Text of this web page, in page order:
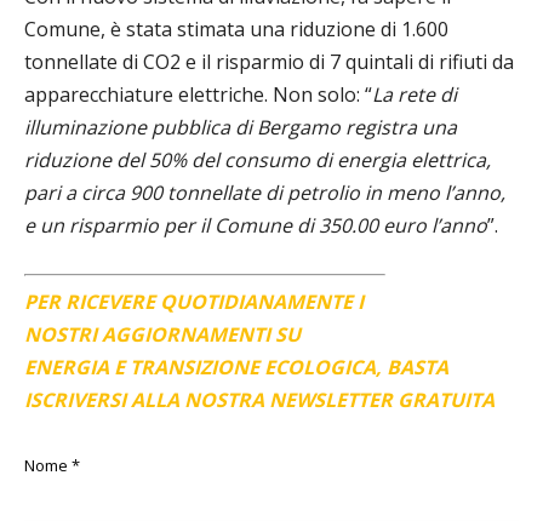
Comune, è stata stimata una riduzione di 1.600
tonnellate di ‪CO2‬ e il ‪risparmio‬ di 7 quintali di rifiuti da
apparecchiature elettriche. Non solo: “La rete di
illuminazione pubblica di Bergamo registra una
riduzione del 50% del consumo di energia elettrica,
pari a circa 900 tonnellate di petrolio in meno l’anno,
e un risparmio per il Comune di 350.00 euro l’anno”.
PER RICEVERE QUOTIDIANAMENTE I
NOSTRI AGGIORNAMENTI SU
ENERGIA E TRANSIZIONE ECOLOGICA, BASTA
ISCRIVERSI ALLA NOSTRA NEWSLETTER GRATUITA
Nome *